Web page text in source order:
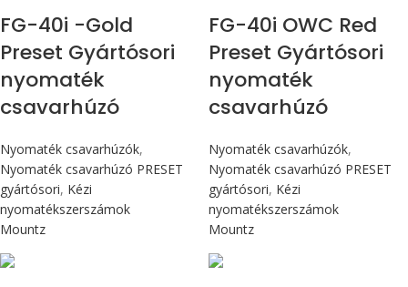
FG-40i -Gold
Preset Gyártósori
nyomaték
csavarhúzó
Nyomaték csavarhúzók,
Nyomaték csavarhúzó PRESET
gyártósori, Kézi
nyomatékszerszámok
Mountz
FG-40i OWC Red
Preset Gyártósori
nyomaték
csavarhúzó
Nyomaték csavarhúzók,
Nyomaték csavarhúzó PRESET
gyártósori, Kézi
nyomatékszerszámok
Mountz